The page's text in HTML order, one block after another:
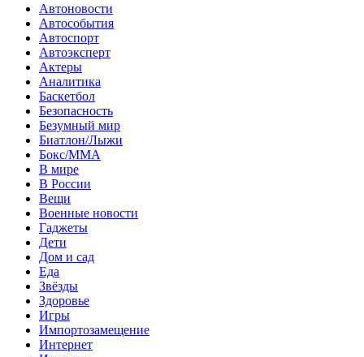
Автоновости
Автособытия
Автоспорт
Автоэксперт
Актеры
Аналитика
Баскетбол
Безопасность
Безумный мир
Биатлон/Лыжи
Бокс/MMA
В мире
В России
Вещи
Военные новости
Гаджеты
Дети
Дом и сад
Еда
Звёзды
Здоровье
Игры
Импортозамещение
Интернет